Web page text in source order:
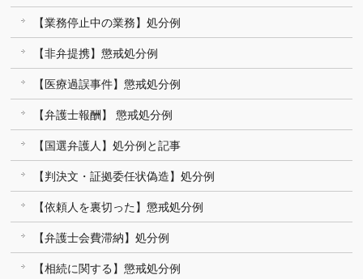
【業務停止中の業務】処分例
【非弁提携】懲戒処分例
【医療過誤事件】懲戒処分例
【弁護士報酬】 懲戒処分例
【国選弁護人】処分例と記事
【判決文・証拠委任状偽造】処分例
【依頼人を裏切った】懲戒処分例
【弁護士会費滞納】処分例
【相続に関する】懲戒処分例